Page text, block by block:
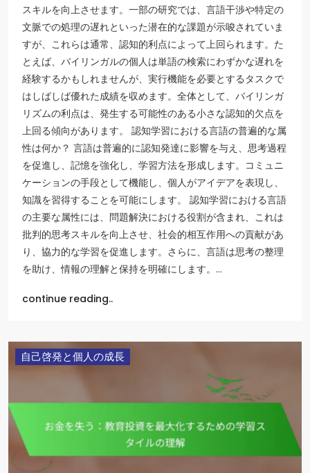
スキルを向上させます。一部の研究では、言語干渉や特定の
文脈での処理の遅れといった潜在的な課題が示唆されていま
すが、これらは通常、認知的利点によって上回られます。た
とえば、バイリンガルの個人は単語の検索にわずかな遅れを
経験するかもしれませんが、実行機能を必要とするタスクで
はしばしば優れた成績を収めます。全体として、バイリンガ
リズムの利点は、発生する可能性のある小さな認知的欠点を
上回る傾向があります。 認知学習における言語の普遍的な属
性は何か？ 言語は普遍的に認知発達に影響を与え、思考過程
を促進し、記憶を強化し、学習方法を形成します。コミュニ
ケーションの手段として機能し、個人がアイデアを表現し、
知識を習得することを可能にします。 認知学習における言語
の主要な属性には、問題解決における役割が含まれ、これは
批判的思考スキルを向上させ、社会的相互作用への貢献があ
り、協力的な学習を促進します。さらに、言語は思考の整理
を助け、情報の理解と保持を明確にします。…
continue reading..
自己啓発と個人の成長